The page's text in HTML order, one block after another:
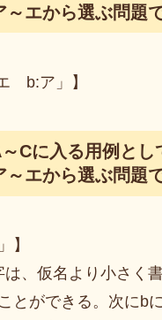
～エから選ぶ問題
b:ア」】
Cに入る用例とし
～エから選ぶ問題
】
、仮名より小さく
とができる。次にb